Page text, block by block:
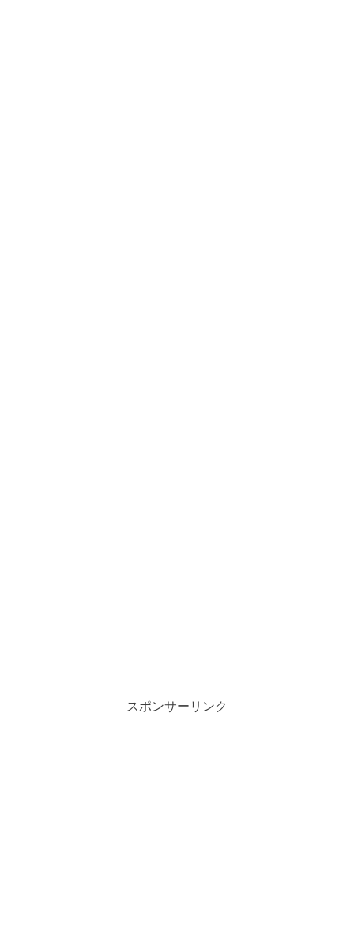
スポンサーリンク